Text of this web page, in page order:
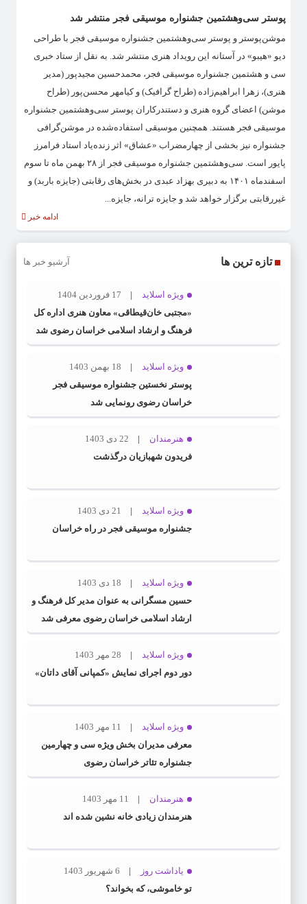
پوستر سی‌وهشتمین جشنواره موسیقی فجر منتشر شد
موشن‌پوستر و پوستر سی‌وهشتمین جشنواره موسیقی فجر با طراحی
دیو «هیبو» در آستانه این رویداد هنری منتشر شد. به نقل از ستاد خبری
سی و هشتمین جشنواره موسیقی فجر، محمدحسین مجیدپور (مدیر
هنری)، زهرا ابراهیم‌زاده (طراح گرافیک) و کیامهر محسن‌پور (طراح
موشن) اعضای گروه هنری و دستندرکاران پوستر سی‌وهشتمین جشنواره
موسیقی فجر هستند. همچنین موسیقی استفاده‌شده در موشن‌گرافی
جشنواره نیز بخشی از چهارمضراب «عشاق» اثر زنده‌یاد استاد فرامرز
پایور است. سی‌وهشتمین جشنواره موسیقی فجر از ۲۸ بهمن ماه تا سوم
اسفندماه ۱۴۰۱ به دبیری بهزاد عبدی در بخش‌های رقابتی (جایزه باربد) و
غیررقابتی برگزار خواهد شد و جایزه ترانه، جایزه...
ادامه خبر
تازه ترین ها آرشیو خبر ها
ویژه اسلاید
17 فروردین 1404
«مجتبی خان‌قیطاقی» معاون هنری اداره کل
فرهنگ و ارشاد اسلامی خراسان رضوی شد
ویژه اسلاید
18 بهمن 1403
پوستر نخستین جشنواره موسیقی فجر
خراسان رضوی رونمایی شد
هنرمندان
22 دی 1403
فریدون شهبازیان درگذشت
ویژه اسلاید
21 دی 1403
جشنواره موسیقی فجر در راه خراسان
ویژه اسلاید
18 دی 1403
حسین مسگرانی به عنوان مدیر کل فرهنگ و
ارشاد اسلامی خراسان رضوی معرفی شد
ویژه اسلاید
28 مهر 1403
دور دوم اجرای نمایش «کمپانی آقای داتان»
ویژه اسلاید
11 مهر 1403
معرفی مدیران بخش ویژه سی و چهارمین
جشنواره تئاتر خراسان رضوی
هنرمندان
11 مهر 1403
هنرمندان زیادی خانه نشین شده اند
یاداشت روز
6 شهریور 1403
تو خاموشی، که بخواند؟